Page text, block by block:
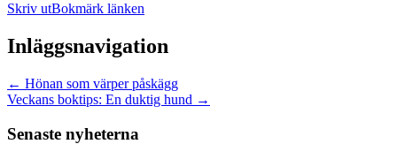
Skriv utBokmärk länken
Inläggsnavigation
← Hönan som värper påskägg
Veckans boktips: En duktig hund →
Senaste nyheterna